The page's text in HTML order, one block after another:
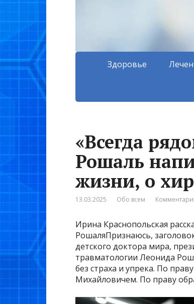
Здоровье
«Всегда
Рошаль
жизни, о
13.03.2025 Обо всем
Ирина Краснопольская
РошаляПризнаюсь,
детского доктора мира,
травматологии Леонида
без страха и упрека. По
Михайловичем. По праву